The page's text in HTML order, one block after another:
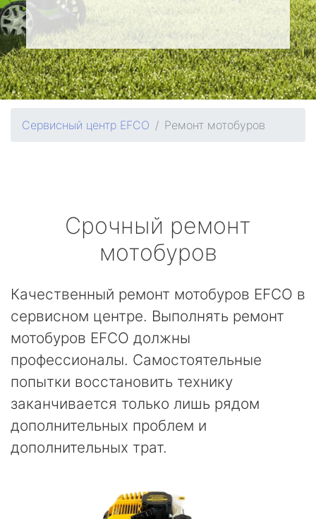
Сервисный центр EFCO Ремонт мотобуров
Срочный ремонт
мотобуров
Качественный ремонт мотобуров EFCO в
сервисном центре. Выполнять ремонт
мотобуров EFCO должны
профессионалы. Самостоятельные
попытки восстановить технику
заканчивается только лишь рядом
дополнительных проблем и
дополнительных трат.